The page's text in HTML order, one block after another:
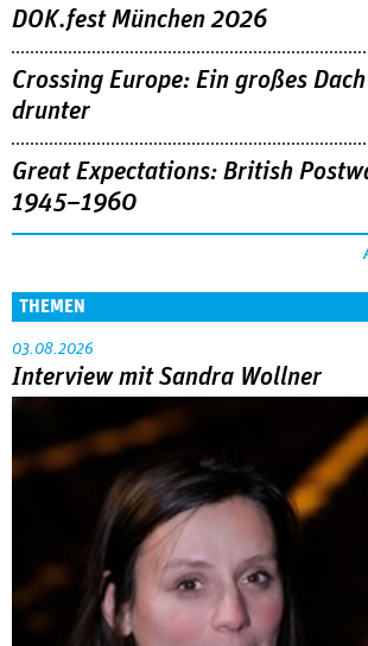
DOK.fest München 2026
Crossing Europe: Ein großes
drunter
Great Expectations: British
1945–1960
THEMEN
03.08.2026
Interview mit Sandra Wollner